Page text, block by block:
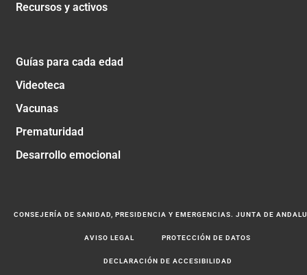
Recursos y activos
Guías para cada edad
Videoteca
Vacunas
Prematuridad
Desarrollo emocional
CONSEJERÍA DE SANIDAD, PRESIDENCIA Y EMERGENCIAS. JUNTA DE
AVISO LEGAL PROTECCIÓN DE DATOS
DECLARACIÓN DE ACCESIBILIDAD